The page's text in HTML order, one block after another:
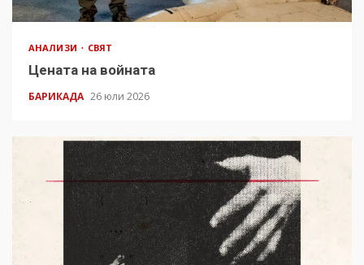
АНАЛИЗИ СВЯТ
Цената на войната
БАРИКАДА 26 юли 2026